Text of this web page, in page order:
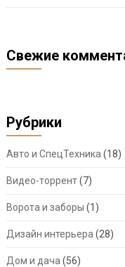
Свежие
Рубрики
Авто и СпецТехника (18)
Видео-торрент(7)
Ворота и заборы (1)
Дизайн интерьера (28)
Дом и дача (56)